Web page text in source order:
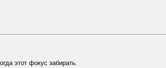
этот фокус забирать.